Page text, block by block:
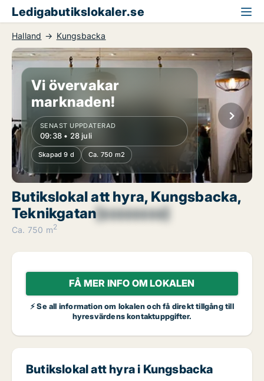
Ledigabutikslokaler.se
Halland Kungsbacka
Vi övervakar
marknaden!
SENAST UPPDATERAD
09:38 • 28 juli
Skapad 9 d Ca. 750 m2
Butikslokal att hyra, Kungsbacka,
Teknikgatan[xxxxxxxx]
Ca. 750 m2
FÅ MER INFO OM LOKALEN
⚡ Se all information om lokalen och få direkt tillgång till
hyresvärdens kontaktuppgifter.
Butikslokal att hyra i Kungsbacka